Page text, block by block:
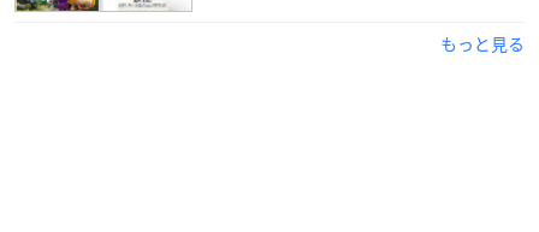
もっと見る